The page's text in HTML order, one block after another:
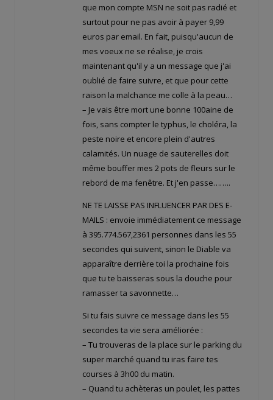
que mon compte MSN ne soit pas radié et
surtout pour ne pas avoir à payer 9,99
euros par email. En fait, puisqu'aucun de
mes voeux ne se réalise, je crois
maintenant qu'il y a un message que j'ai
oublié de faire suivre, et que pour cette
raison la malchance me colle à la peau…
– Je vais être mort une bonne 100aine de
fois, sans compter le typhus, le choléra, la
peste noire et encore plein d'autres
calamités. Un nuage de sauterelles doit
même bouffer mes 2 pots de fleurs sur le
rebord de ma fenêtre. Et j'en passe……..
NE TE LAISSE PAS INFLUENCER PAR DES E-
MAILS : envoie immédiatement ce message
à 395.774.567,2361 personnes dans les 55
secondes qui suivent, sinon le Diable va
apparaître derrière toi la prochaine fois
que tu te baisseras sous la douche pour
ramasser ta savonnette…
Si tu fais suivre ce message dans les 55
secondes ta vie sera améliorée :
– Tu trouveras de la place sur le parking du
super marché quand tu iras faire tes
courses à 3h00 du matin.
– Quand tu achèteras un poulet, les pattes